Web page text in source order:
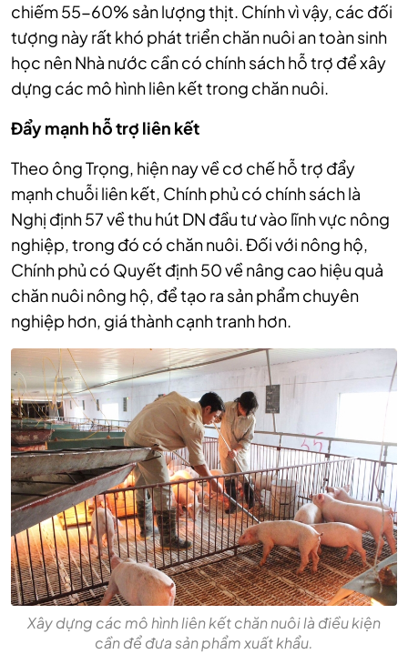
chiếm 55-60% sản lượng thịt. Chính vì vậy, các đối
tượng này rất khó phát triển chăn nuôi an toàn sinh
học nên Nhà nước cần có chính sách hỗ trợ để xây
dựng các mô hình liên kết trong chăn nuôi.
Đẩy mạnh hỗ trợ liên kết
Theo ông Trọng, hiện nay về cơ chế hỗ trợ đẩy
mạnh chuỗi liên kết, Chính phủ có chính sách là
Nghị định 57 về thu hút DN đầu tư vào lĩnh vực nông
nghiệp, trong đó có chăn nuôi. Đối với nông hộ,
Chính phủ có Quyết định 50 về nâng cao hiệu quả
chăn nuôi nông hộ, để tạo ra sản phẩm chuyên
nghiệp hơn, giá thành cạnh tranh hơn.
Xây dựng các mô hình liên kết chăn nuôi là điều kiện
cần để đưa sản phẩm xuất khẩu.